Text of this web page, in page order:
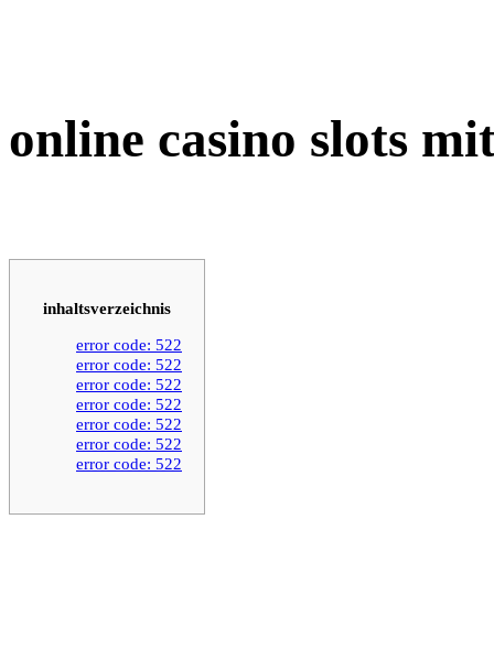
online casino slots
inhaltsverzeichnis
error code: 522
error code: 522
error code: 522
error code: 522
error code: 522
error code: 522
error code: 522